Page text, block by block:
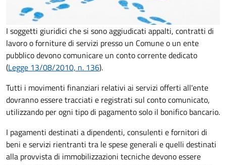
I soggetti giuridici che si sono aggiudicati appalti, contratti di
lavoro o forniture di servizi presso un Comune o un ente
pubblico devono comunicare un conto corrente dedicato
(Legge 13/08/2010, n. 136).
Tutti i movimenti finanziari relativi ai servizi offerti all'ente
dovranno essere tracciati e registrati sul conto comunicato,
utilizzando per ogni tipo di pagamento solo il bonifico bancario.
I pagamenti destinati a dipendenti, consulenti e fornitori di
beni e servizi rientranti tra le spese generali e quelli destinati
alla provvista di immobilizzazioni tecniche devono essere